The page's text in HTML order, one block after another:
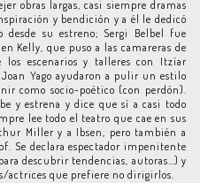
obras largas, casi siempre dramas
y bendición y a él le dedicó
su estreno; Sergi Belbel fue
Kelly, que puso a las camareras de
escenarios y talleres con Itzíar
Yago ayudaron a pulir un estilo
como socio-poético (con perdón).
y estrena y dice que sí a casi todo
lee todo el teatro que cae en sus
Miller y a Ibsen, pero también a
Se declara espectador impenitente
descubrir tendencias, autoras…) y
actrices que prefiere no dirigirlos.